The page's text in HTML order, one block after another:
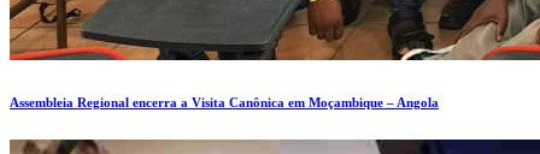
Assembleia Regional encerra a Visita Canônica em Moçambique – Angola